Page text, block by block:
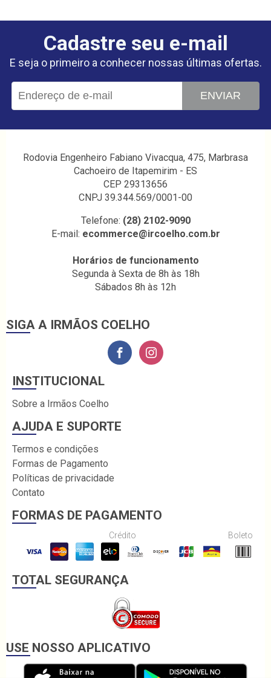
Cadastre seu e-mail
E seja o primeiro a conhecer nossas últimas ofertas.
ENVIAR
Rodovia Engenheiro Fabiano Vivacqua, 475, Marbrasa
Cachoeiro de Itapemirim - ES
CEP 29313656
CNPJ 39.344.569/0001-00
Telefone: (28) 2102-9090
E-mail: ecommerce@ircoelho.com.br
Horários de funcionamento
Segunda à Sexta de 8h às 18h
Sábados 8h às 12h
SIGA A IRMÃOS COELHO
INSTITUCIONAL
Sobre a Irmãos Coelho
AJUDA E SUPORTE
Termos e condições
Formas de Pagamento
Políticas de privacidade
Contato
FORMAS DE PAGAMENTO
Crédito Boleto
TOTAL SEGURANÇA
USE NOSSO APLICATIVO